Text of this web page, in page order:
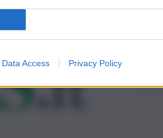
Data Access Privacy Policy